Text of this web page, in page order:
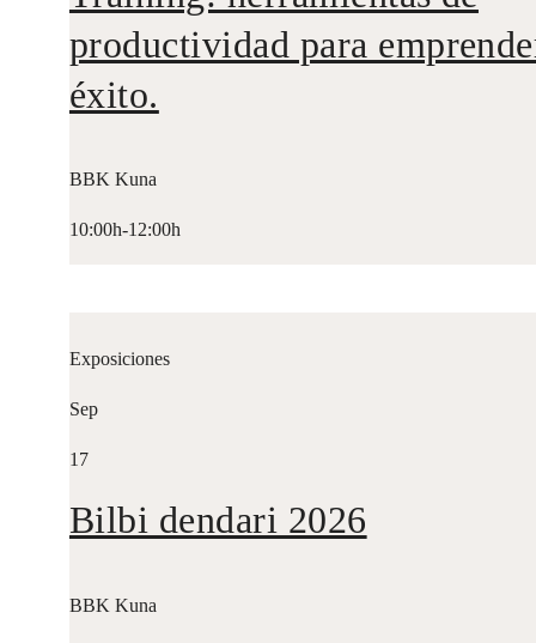
productividad para
éxito.
BBK Kuna
10:00h-12:00h
Exposiciones
Sep
17
Bilbi dendari 2026
BBK Kuna